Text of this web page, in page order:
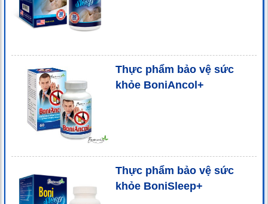
Thực phẩm bảo vệ sức
khỏe BoniAncol+
Thực phẩm bảo vệ sức
khỏe BoniSleep+